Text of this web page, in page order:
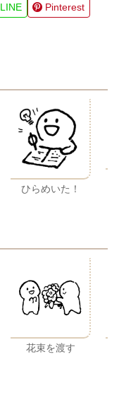
LINE
Pinterest
ひらめいた！
花束を渡す